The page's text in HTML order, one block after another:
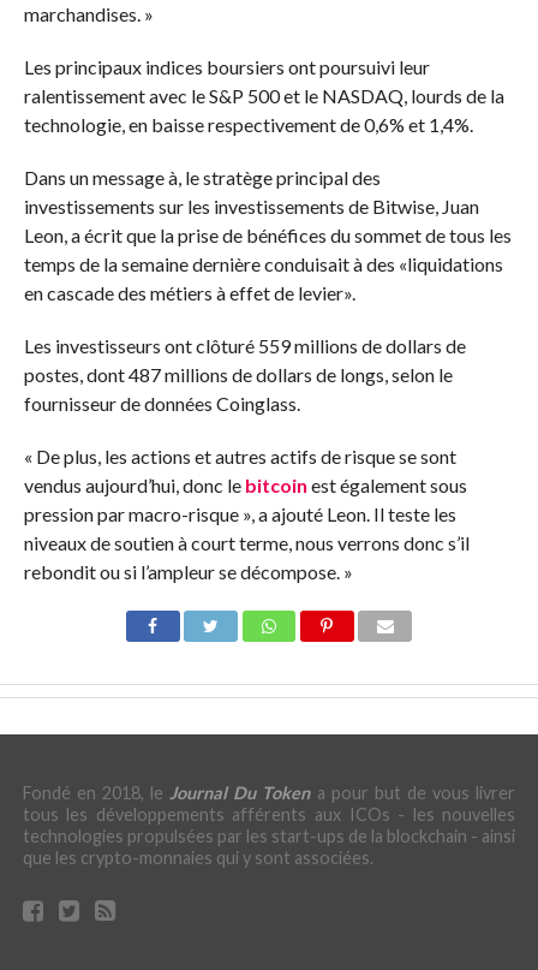
marchandises. »
Les principaux indices boursiers ont poursuivi leur
ralentissement avec le S&P 500 et le NASDAQ, lourds de la
technologie, en baisse respectivement de 0,6% et 1,4%.
Dans un message à, le stratège principal des
investissements sur les investissements de Bitwise, Juan
Leon, a écrit que la prise de bénéfices du sommet de tous les
temps de la semaine dernière conduisait à des «liquidations
en cascade des métiers à effet de levier».
Les investisseurs ont clôturé 559 millions de dollars de
postes, dont 487 millions de dollars de longs, selon le
fournisseur de données Coinglass.
« De plus, les actions et autres actifs de risque se sont
vendus aujourd’hui, donc le bitcoin est également sous
pression par macro-risque », a ajouté Leon. Il teste les
niveaux de soutien à court terme, nous verrons donc s’il
rebondit ou si l’ampleur se décompose. »
Fondé en 2018, le Journal Du Tokena pour but de vous livrer
tous les développements afférents aux ICOs - les nouvelles
technologies propulsées par les start-ups de la blockchain - ainsi
que les crypto-monnaies qui y sont associées.